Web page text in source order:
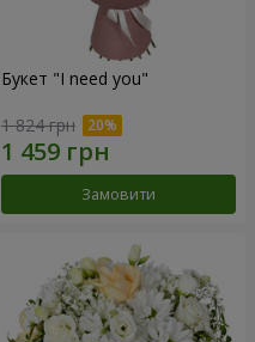
Букет "I need you"
1 824 грн
Замовити